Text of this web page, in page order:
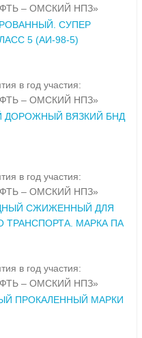
– ОМСКИЙ НПЗ»
СУПЕР
5 (АИ-98-5)
в год участия:
– ОМСКИЙ НПЗ»
ДОРОЖНЫЙ ВЯЗКИЙ БНД
в год участия:
– ОМСКИЙ НПЗ»
СЖИЖЕННЫЙ ДЛЯ
ТРАНСПОРТА. МАРКА ПА
в год участия:
– ОМСКИЙ НПЗ»
ПРОКАЛЕННЫЙ МАРКИ